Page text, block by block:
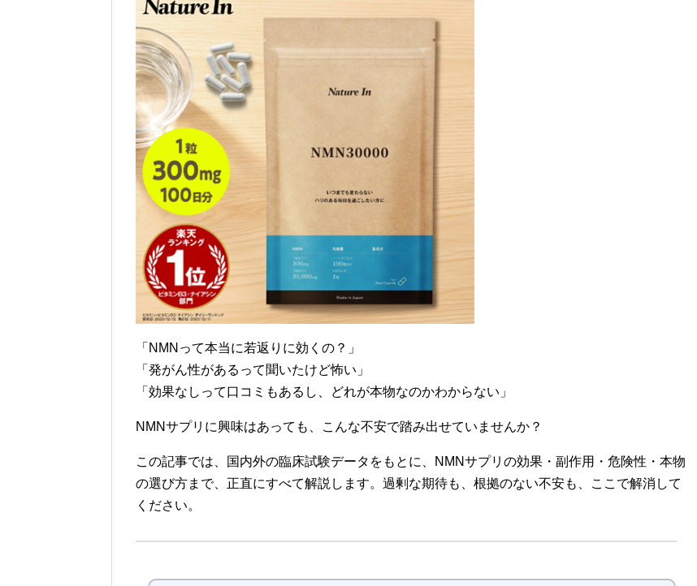
「NMNって本当に若返りに効くの？」
「発がん性があるって聞いたけど怖い」
「効果なしって口コミもあるし、どれが本物なのかわからない」
NMNサプリに興味はあっても、こんな不安で踏み出せていませんか？
この記事では、国内外の臨床試験データをもとに、NMNサプリの効果・副作用・危険性・本物
の選び方まで、正直にすべて解説します。過剰な期待も、根拠のない不安も、ここで解消して
ください。